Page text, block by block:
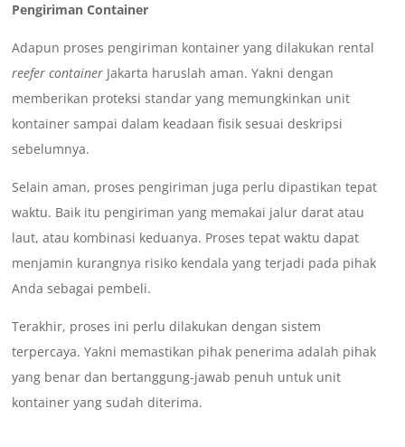
Pengiriman Container
Adapun proses pengiriman kontainer yang dilakukan rental
reefer container Jakarta haruslah aman. Yakni dengan
memberikan proteksi standar yang memungkinkan unit
kontainer sampai dalam keadaan fisik sesuai deskripsi
sebelumnya.
Selain aman, proses pengiriman juga perlu dipastikan tepat
waktu. Baik itu pengiriman yang memakai jalur darat atau
laut, atau kombinasi keduanya. Proses tepat waktu dapat
menjamin kurangnya risiko kendala yang terjadi pada pihak
Anda sebagai pembeli.
Terakhir, proses ini perlu dilakukan dengan sistem
terpercaya. Yakni memastikan pihak penerima adalah pihak
yang benar dan bertanggung-jawab penuh untuk unit
kontainer yang sudah diterima.